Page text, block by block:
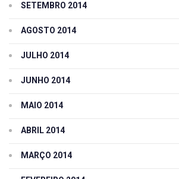
SETEMBRO 2014
AGOSTO 2014
JULHO 2014
JUNHO 2014
MAIO 2014
ABRIL 2014
MARÇO 2014